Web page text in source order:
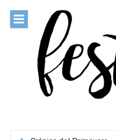
contenido